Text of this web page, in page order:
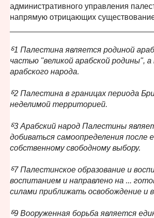
административного управления
напрямую отрицающих
⸹1 Палестина является родиной
частью "великой арабской родины",
арабского народа.
⸹2 Палестина в границах периода
неделимой территорией.
⸹3 Арабский народ Палестины
добиваться самоопределения после
собственному свободному выбору.
⸹7 Палестинское образование и
воспитанием и направлено на ...
силами приближать освобождение и
⸹9 Вооруженная борьба является